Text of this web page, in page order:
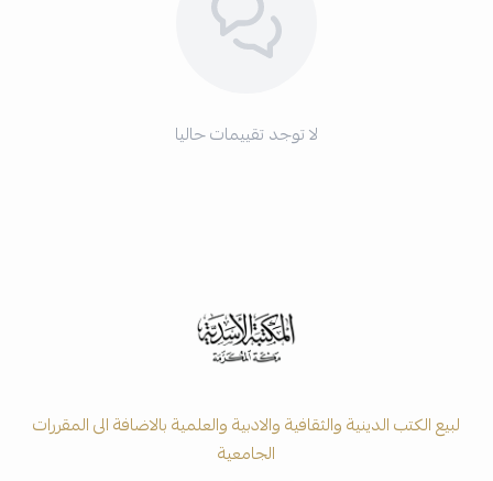
لا توجد تقييمات حاليا
لبيع الكتب الدينية والثقافية والادبية والعلمية بالاضافة الى المقررات
الجامعية